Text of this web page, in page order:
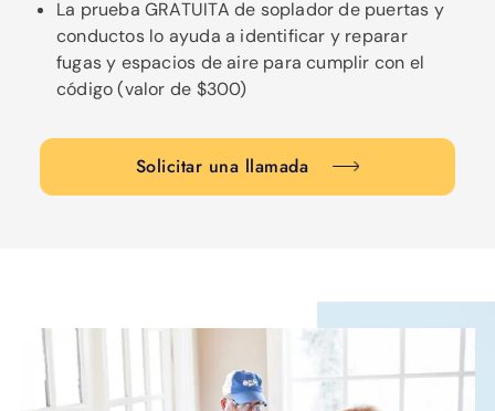
La prueba GRATUITA de soplador de puertas y
conductos lo ayuda a identificar y reparar
fugas y espacios de aire para cumplir con el
código (valor de $300)
Solicitar una llamada